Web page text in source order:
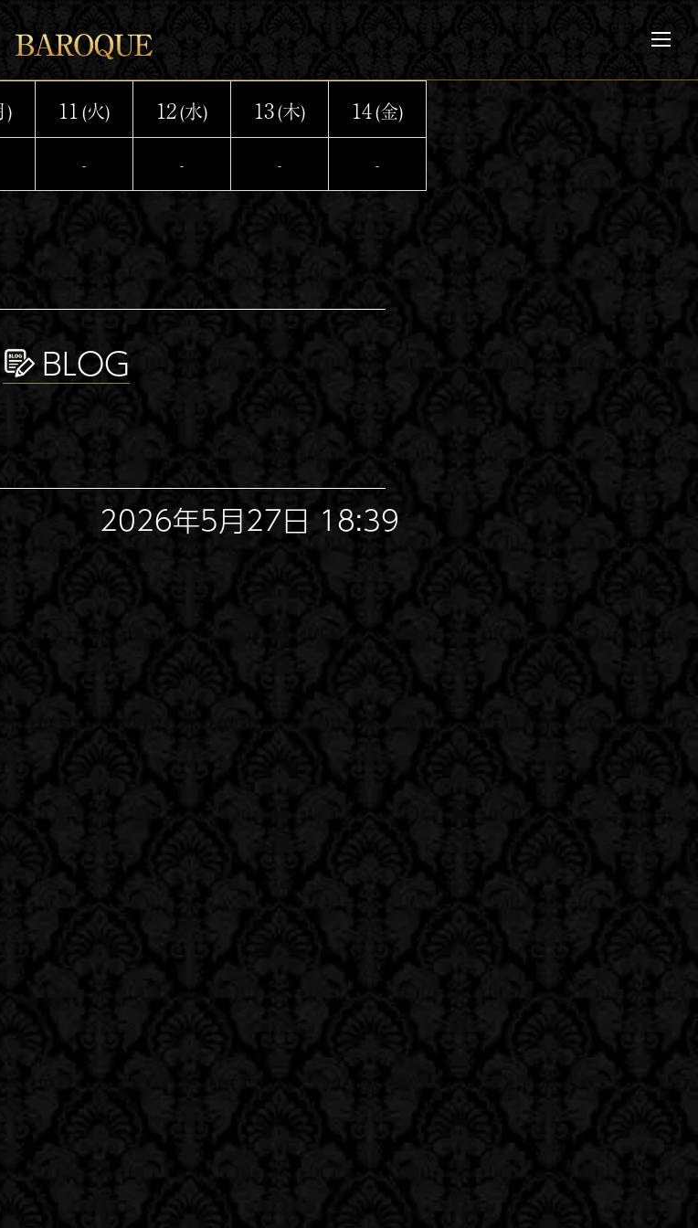
メ
ュ
) 11(火) 12(水) 13(木) 14(金)
- - - -
2026年5月27日 18:39